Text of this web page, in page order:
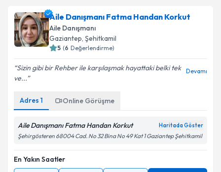
Aile Danışmanı Fatma Handan Korkut
Aile Danışmanı
Gaziantep, Şehitkamil
5 (6 Değerlendirme)
Sizin gibi bir Rehber ile karşılaşmak hayattaki belki tek
ve...
Devamı
Adres 1 Online Görüşme
Aile Danışmanı Fatma Handan Korkut Haritada Göster
Şehirgösteren 68004 Cad. No 32 Bina No 49 Kat 1 Gaziantep Şehitkamil
En Yakın Saatler